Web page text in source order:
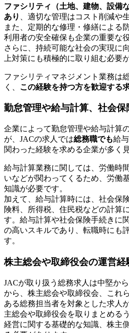
ファシリティ（土地、建物、設備
あり
、適切な管理はコスト削減や
また、定期的な修理・修繕による
利用者の安全確保も企業の重要な
さらに、持続可能な社会の実現に
上対策にも積極的に取り組む必要
ファシリティマネジメント業務は
く、 この経験を持つ方を歓迎する
勤怠管理や給与計算、社会
企業によって勤怠管理や給与計算
が、JACの求人では総務職でも給
関わった経験を求める企業が多く
給与計算業務に関しては、労働時
いなどが関わってくるため、労働
知識が必要です。
加えて、給与計算時には、社会保
険料、所得税、住民税などの計算
す。給与計算や社会保険手続きに
の高いスキルであり、転職時にも
す。
株主総会や取締役会の運営経
JACが取り扱う総務求人は中堅か
から、株主総会や取締役会、これ
ある総務担当者を対象とした求人
主総会や取締役会を取りまとめる
経営に関する基礎的な知識、株主